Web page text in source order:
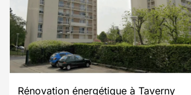
Rénovation énergétique à Taverny